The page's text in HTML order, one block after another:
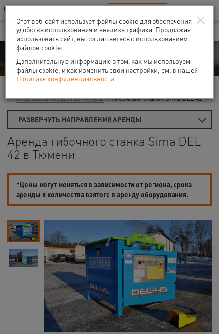
Ваш город:Тюмень
В Вашем регионе нет наших офисов RU EN
Аренда
Оборудование для арматуры
Гибочный станок Sima DEL 42
РАЗВЕРНУТЬ НАПРАВЛЕНИЯ АРЕНДЫ
Аренда гибочного станка Sima DEL
42 в Тюмени
*Цены могут меняться в зависимости от региона, срока
аренды и количества взятого в аренду оборудования.
×
Этот веб-сайт использует файлы cookie для обеспечения
удобства использования и анализа трафика. Продолжая
использовать сайт, вы соглашаетесь с использованием
файлов cookie.
Дополнительную информацию о том, как мы используем
файлы cookie, и как изменить свои настройки, см. в нашей
Политике конфиденциальности